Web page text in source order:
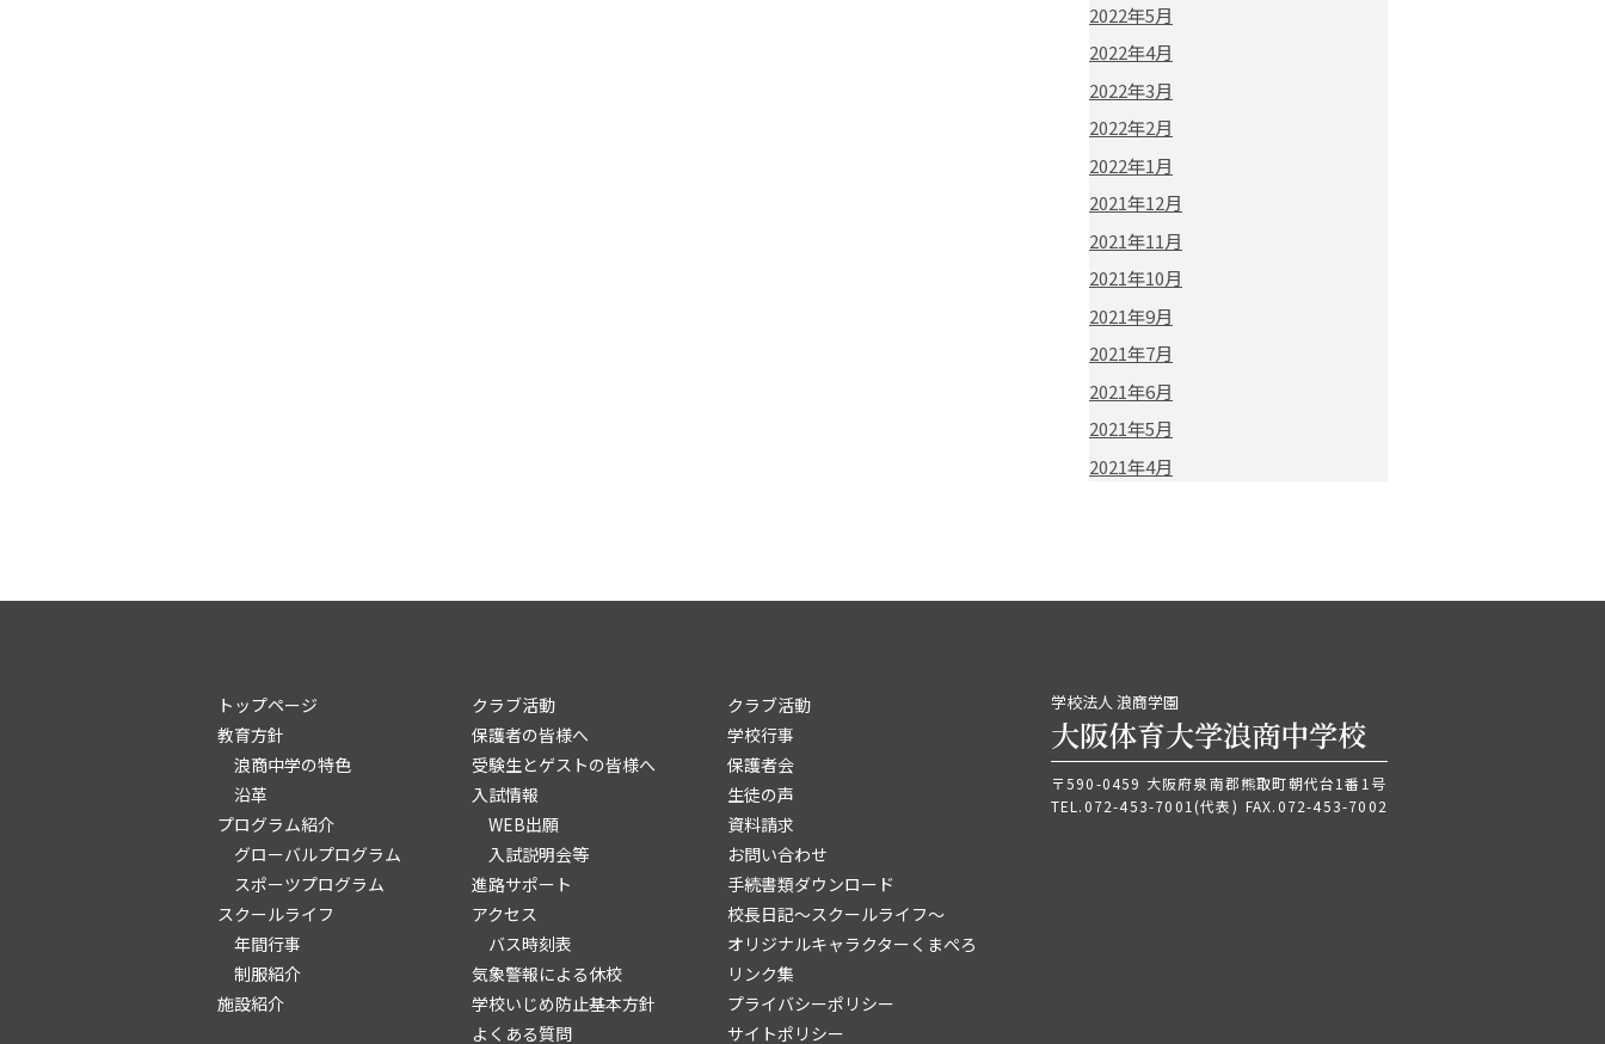
2022年5月
2022年4月
2022年3月
2022年2月
2022年1月
2021年12月
2021年11月
2021年10月
2021年9月
2021年7月
2021年6月
2021年5月
2021年4月
トップページ
教育方針
浪商中学の特色
沿革
プログラム紹介
グローバルプログラム
スポーツプログラム
スクールライフ
年間行事
制服紹介
施設紹介
クラブ活動
保護者の皆様へ
受験生とゲストの皆様へ
入試情報
WEB出願
入試説明会等
進路サポート
アクセス
バス時刻表
気象警報による休校
学校いじめ防止基本方針
よくある質問
クラブ活動
学校行事
保護者会
生徒の声
資料請求
お問い合わせ
手続書類ダウンロード
校長日記～スクールライフ～
オリジナルキャラクターくまぺろ
リンク集
プライバシーポリシー
サイトポリシー
学校法人 浪商学園
大阪体育大学浪商中学校
〒590-0459 大阪府泉南郡熊取町朝代台1番1号
TEL. 072-453-7001 (代表) FAX.072-453-7002